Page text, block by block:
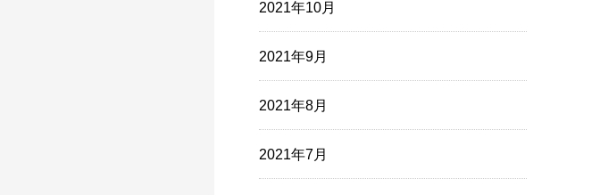
2021年10月
2021年9月
2021年8月
2021年7月